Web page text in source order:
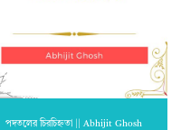
পদতলের চিরচিহ্নতা || Abhijit Ghosh